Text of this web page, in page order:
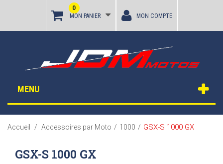
MON PANIER
0
MON COMPTE
MENU
Accueil / Accessoires par Moto / 1000 / GSX-S 1000 GX
GSX-S 1000 GX